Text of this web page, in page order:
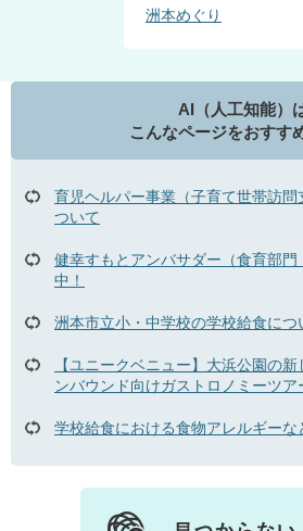
洲本めぐり
AI（人工知能）
こんなページをおすす
育児ヘルパー事業（子育て世帯訪問
ついて
健幸すもとアンバサダー（食育部
中！
洲本市立小・中学校の学校給食につ
【ユニークベニュー】大浜公園の
ンバウンド向けガストロノミーツア
学校給食における食物アレルギーな